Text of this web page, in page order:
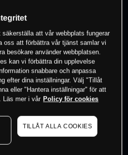
har en position i detta
handla
att vår webbplats fungerar
oss att förbättra vår tjänst samlar vi
besökare använder webbplatsen.
kan vi förbättra din upplevelse
snabbare och anpassa
efter dina inställningar. Välj "Tillåt
eller "Hantera inställningar" för att
Läs mer i vår Policy för cookies
TILLÅT ALLA COOKIES